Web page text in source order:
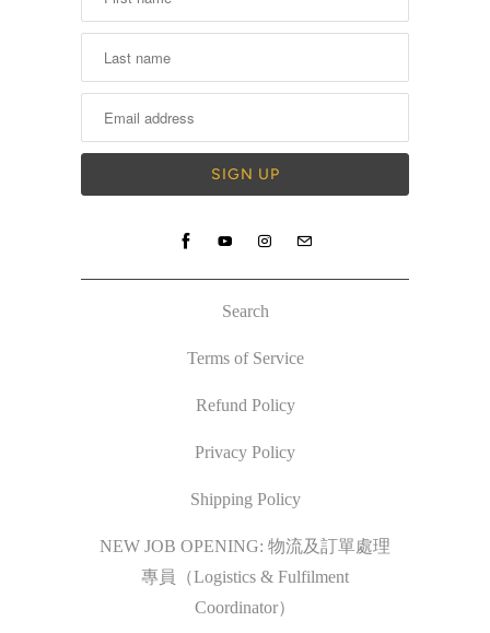
Search
Terms of Service
Refund Policy
Privacy Policy
Shipping Policy
NEW JOB OPENING: 物流及訂單處理
專員（Logistics & Fulfilment
Coordinator）